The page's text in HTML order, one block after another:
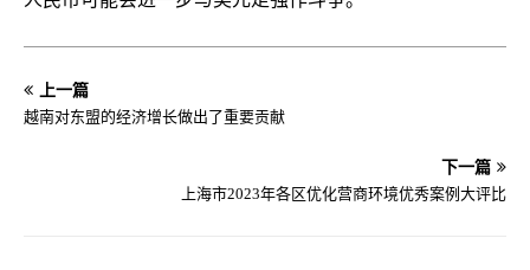
上一篇
越南对东盟的经济增长做出了重要贡献
下一篇
上海市2023年各区优化营商环境优秀案例大评比